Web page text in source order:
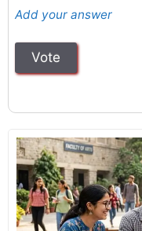
Add your answer